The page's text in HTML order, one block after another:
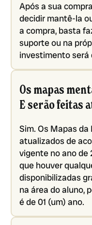
Após a sua
decidir mantê-la
a compra, basta
suporte ou na
investimento será
Os mapas
E serão feitas
Sim. Os Mapas
atualizados de
vigente no ano de
que houver
disponibilizadas
na área do aluno,
é de 01 (um) ano.